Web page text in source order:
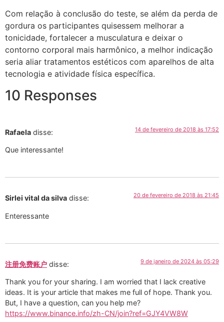
Com relação à conclusão do teste, se além da perda de
gordura os participantes quisessem melhorar a
tonicidade, fortalecer a musculatura e deixar o
contorno corporal mais harmônico, a melhor indicação
seria aliar tratamentos estéticos com aparelhos de alta
tecnologia e atividade física específica.
10 Responses
Rafaela disse: 14 de fevereiro de 2018 às 17:52
Que interessante!
Sirlei vital da silva disse: 20 de fevereiro de 2018 às 21:45
Enteressante
注册免费账户 disse: 9 de janeiro de 2024 às 05:29
Thank you for your sharing. I am worried that I lack creative
ideas. It is your article that makes me full of hope. Thank you.
But, I have a question, can you help me?
https://www.binance.info/zh-CN/join?ref=GJY4VW8W